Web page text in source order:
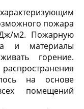
пожара
м2. Пожарную
и материалы
горение.
на основе
помещений